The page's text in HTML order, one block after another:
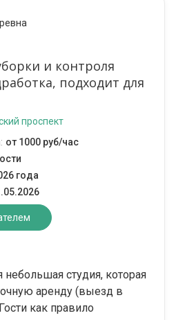
и контроля
подходит для
проспект
от 1000 руб/час
года
студия, которая
аренду (выезд в
как правило